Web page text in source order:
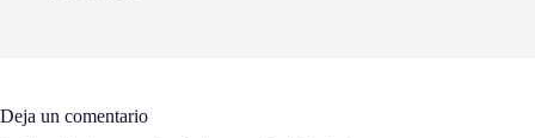
Deja un comentario